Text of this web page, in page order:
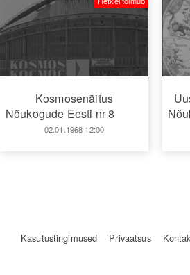
Kosmosenäitus
Nõukogude Eesti nr 8
02.01.1968 12:00
Kasutustingimused Privaatsus